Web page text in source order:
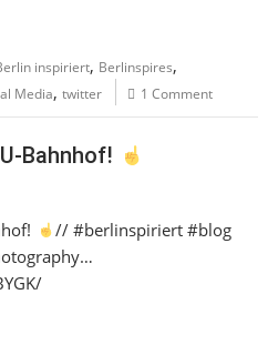
inspiriert, Berlinspires,
Media,twitter 1 Comment
Bahnhof!
// #berlinspiriert #blog